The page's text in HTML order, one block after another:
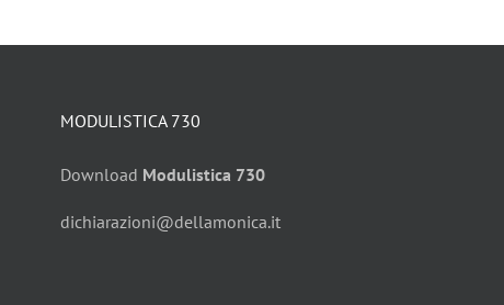
MODULISTICA 730
Download Modulistica 730
dichiarazioni@dellamonica.it